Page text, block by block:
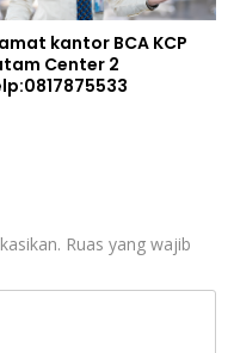
kantor BCA KCP
Center 2
Ruas yang wajib